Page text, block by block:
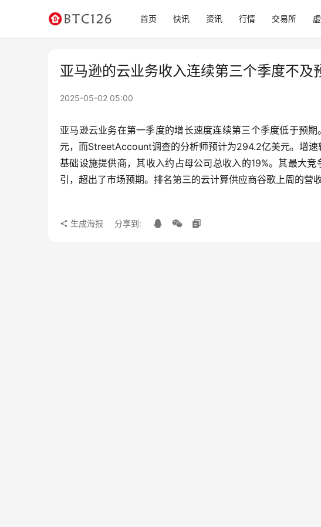
首页 快讯 资讯 行情 交易所
亚马逊的云业务收入连续第三个季度不及
2025-05-02 05:00
亚马逊云业务在第一季度的增长速度连续第三个季度低于预
元，而StreetAccount调查的分析师预计为294.2亿美元。增
基础设施提供商，其收入约占母公司总收入的19%。其最大
引，超出了市场预期。排名第三的云计算供应商谷歌上周的营
生成海报 分享到: